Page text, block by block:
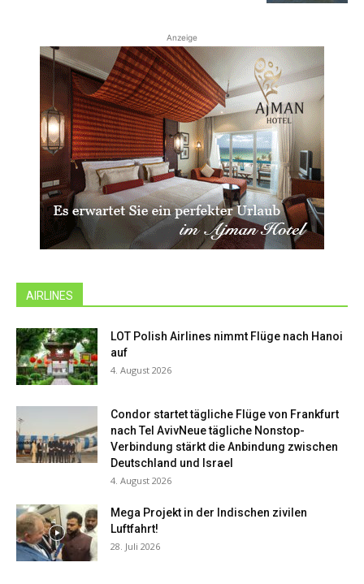
Anzeige
AIRLINES
LOT Polish Airlines nimmt Flüge nach Hanoi
auf
4. August 2026
Condor startet tägliche Flüge von Frankfurt
nach Tel AvivNeue tägliche Nonstop-
Verbindung stärkt die Anbindung zwischen
Deutschland und Israel
4. August 2026
Mega Projekt in der Indischen zivilen
Luftfahrt!
28. Juli 2026